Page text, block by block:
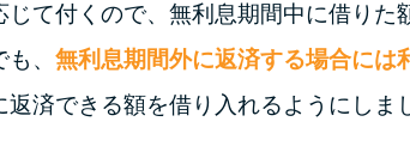
て付くので、無利息期間中に借りた
、 無利息期間外に返済する場合には
済できる額を借り入れるようにしま